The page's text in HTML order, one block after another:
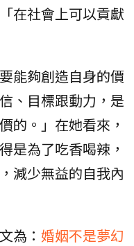
在社會上可以貢獻
能夠創造自身的價
、目標跟動力，是
的。」在她看來，
是為了吃香喝辣，
減少無益的自我內
為： 婚姻不是夢幻